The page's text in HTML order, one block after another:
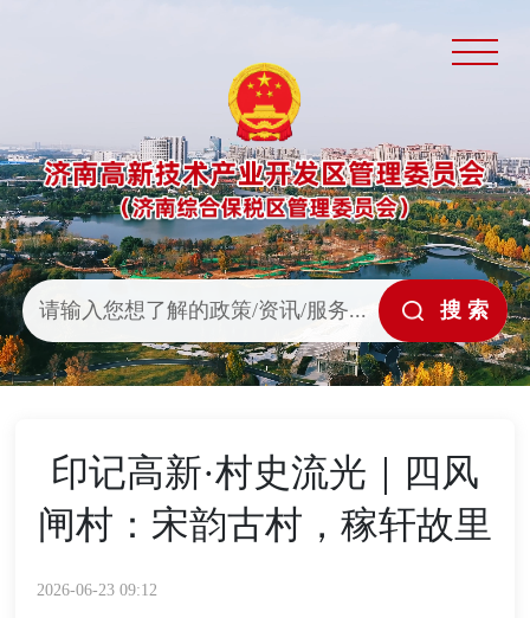
印记高新·村史流光｜四风
闸村：宋韵古村，稼轩故里
2026-06-23 09:12